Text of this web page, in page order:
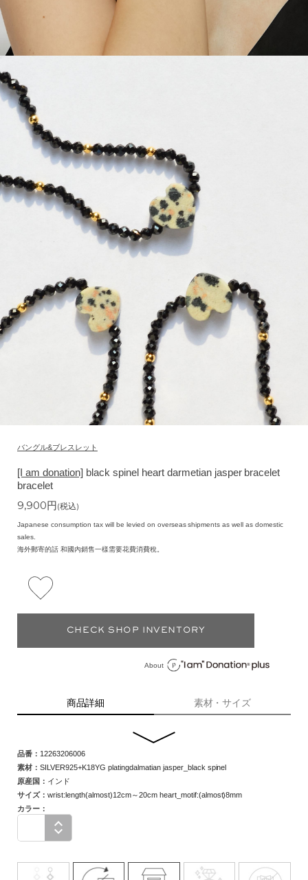
バングル&ブレスレット
[I am donation] black spinel heart darmetian jasper bracelet
bracelet
9,900円(税込)
Japanese consumption tax will be levied on overseas shipments as well as domestic
sales.
海外郵寄的話 和國內銷售一樣需要花費消費稅。
CHECK SHOP INVENTORY
About
商品詳細 素材・サイズ
品番： 12263206006
素材： SILVER925+K18YG platingdalmatian jasper_black spinel
原産国： インド
サイズ： wrist:length(almost)12cm～20cm heart_motif:(almost)8mm
カラー：